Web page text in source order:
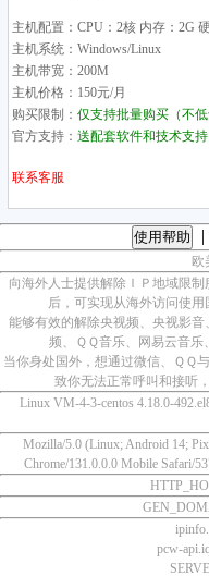
主机配置：CPU：2核 内存：2G
主机系统：Windows/Linux
主机带宽：200M
主机价格：150元/月
购买限制： 仅支持批量购买（不低
官方支持： 送配套软件和技术支持
联系客服
使用帮助
欧
向海外人士提供解除ＩＰ地域限
后，可实现从海外访问使用
能够有效的解除央视频、央视影
频、ＱＱ音乐、网易云音乐
当你身处国外，想通过微信、ＱＱ
致你无法正常呼叫和接听
Linux VM-4-3-centos 4.18.0-
Mozilla/5.0 (Linux; Android 14;
Chrome/131.0.0.0 Mobile Safari/
pcw-